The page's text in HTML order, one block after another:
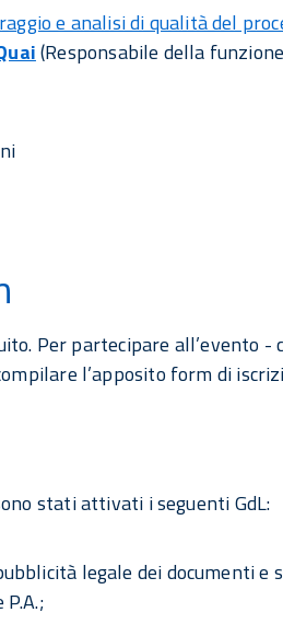
e analisi di qualità del
(Responsabile della funzione
Per partecipare all’evento -
l’apposito form di
stati attivati i seguenti GdL:
legale dei documenti e